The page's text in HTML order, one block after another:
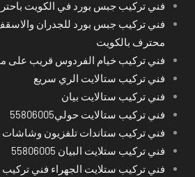
فني تركيب جبس بورد في الكويت
فني تركيب جبس بورد للجدران
محترف بالكويت
فني تركيب خيام الفردوس قريب على
فني تركيب ستالايت الري سريع
فني تركيب ستالايت بيان
فني تركيب ستالايت حولي55806005
فني تركيب ستاندات تلفزيون وشاشات
فني تركيب ستلايت البيان 55806005
فني تركيب ستلايت الجهراء فني تركيب